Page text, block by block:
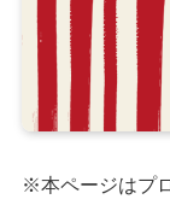
※本ページはプ